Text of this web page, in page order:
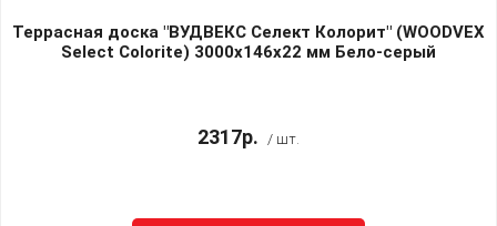
Террасная доска "ВУДВЕКС Селект Колорит" (WOODVEX
Select Colorite) 3000х146х22 мм Бело-серый
2317р. / шт.